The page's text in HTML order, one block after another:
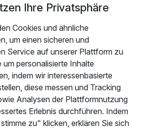
schätzen die Nähe zum Golfclub
hat einen bis über Hamburgs
guten Ruf.
Ihren Besuch!
Infos zum Hotel Osterkrug
Ihre Privatsphäre
Cookies und ähnliche
um einen sicheren und
Service auf unserer Plattform zu
um personalisierte Inhalte
indem wir interessenbasierte
diese messen und Tracking
Analysen der Plattformnutzung
Erlebnis durchführen. Indem
zu" klicken, erklären Sie sich